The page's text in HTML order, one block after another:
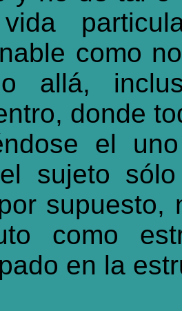
como
allá,
donde
el
sujeto
supuesto,
como
en la